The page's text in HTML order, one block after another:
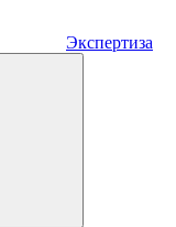
Экспертиза